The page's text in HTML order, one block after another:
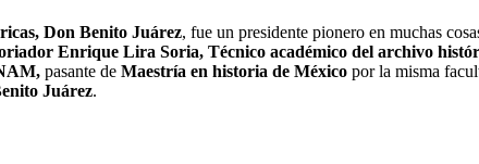
Don Benito Juárez, fue un presidente pionero en muchas
Enrique Lira Soria, Técnico académico del archivo
pasante de Maestría en historia de México por la misma
Juárez.